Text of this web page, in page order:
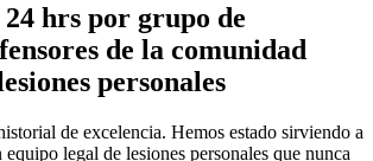
hrs por grupo de
de la comunidad
personales
de excelencia. Hemos estado sirviendo a
legal de lesiones personales que nunca